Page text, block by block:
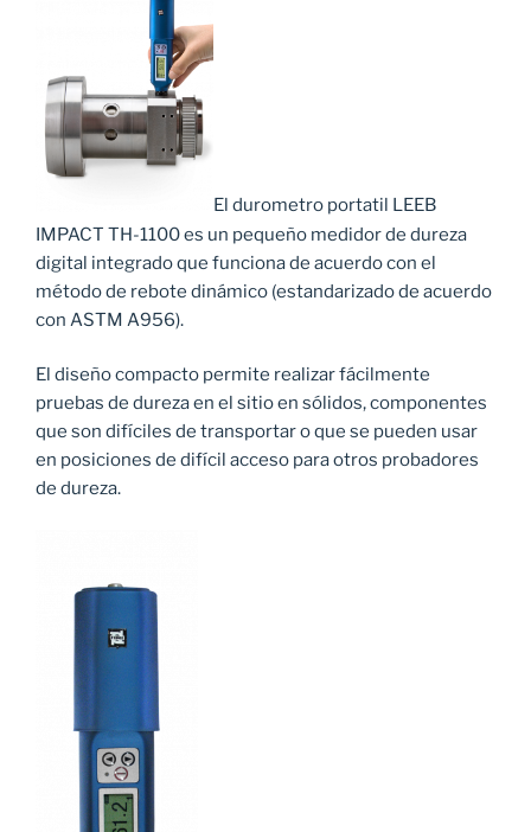
El durometro portatil LEEB
IMPACT TH-1100 es un pequeño medidor de dureza
digital integrado que funciona de acuerdo con el
método de rebote dinámico (estandarizado de acuerdo
con ASTM A956).
El diseño compacto permite realizar fácilmente
pruebas de dureza en el sitio en sólidos, componentes
que son difíciles de transportar o que se pueden usar
en posiciones de difícil acceso para otros probadores
de dureza.